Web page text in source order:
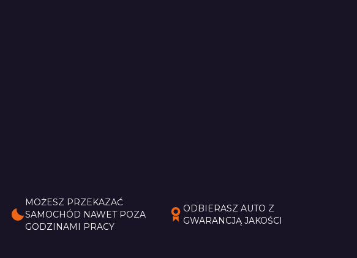
MOŻESZ PRZEKAZAĆ
SAMOCHÓD NAWET POZA
GODZINAMI PRACY
ODBIERASZ AUTO Z
GWARANCJĄ JAKOŚCI